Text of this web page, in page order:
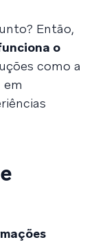
Então,
o
como a